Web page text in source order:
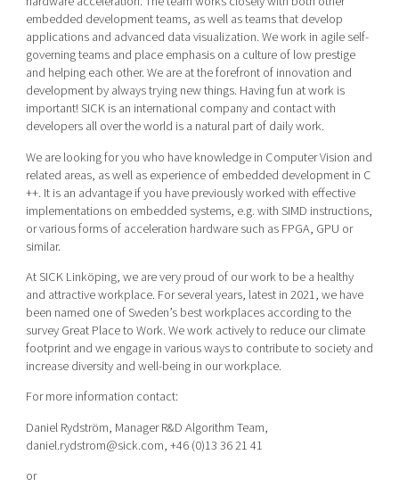
embedded development teams, as well as teams that develop
applications and advanced data visualization. We work in agile self-
governing teams and place emphasis on a culture of low prestige
and helping each other. We are at the forefront of innovation and
development by always trying new things. Having fun at work is
important! SICK is an international company and contact with
developers all over the world is a natural part of daily work.
We are looking for you who have knowledge in Computer Vision and
related areas, as well as experience of embedded development in C
++. It is an advantage if you have previously worked with effective
implementations on embedded systems, e.g. with SIMD instructions,
or various forms of acceleration hardware such as FPGA, GPU or
similar.
At SICK Linköping, we are very proud of our work to be a healthy
and attractive workplace. For several years, latest in 2021, we have
been named one of Sweden’s best workplaces according to the
survey Great Place to Work. We work actively to reduce our climate
footprint and we engage in various ways to contribute to society and
increase diversity and well-being in our workplace.
For more information contact:
Daniel Rydström, Manager R&D Algorithm Team,
daniel.rydstrom@sick.com, +46 (0)13 36 21 41
or